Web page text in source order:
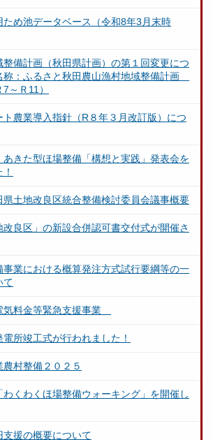
ため池データベース（令和8年3月末時
整備計画（秋田県計画）の第１回変更につ
称：ふるさと秋田農山漁村地域整備計画
～Ｒ11）
ト農業導入指針（R８年３月改訂版）につ
きた型ほ場整備「構想と実践」発表会を
県土地改良区統合整備検討委員会議事概要
改良区」の新設合併認可書交付式が開催さ
事業における概算発注方式試行要綱等の一
て
気料金等緊急支援事業
電所竣工式が行われました！
農村整備２０２５
わくわくほ場整備ウォーキング」を開催し
支援の概要について